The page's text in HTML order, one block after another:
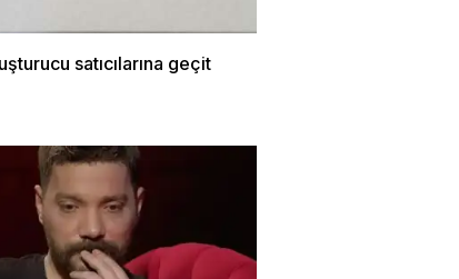
satıcılarına geçit